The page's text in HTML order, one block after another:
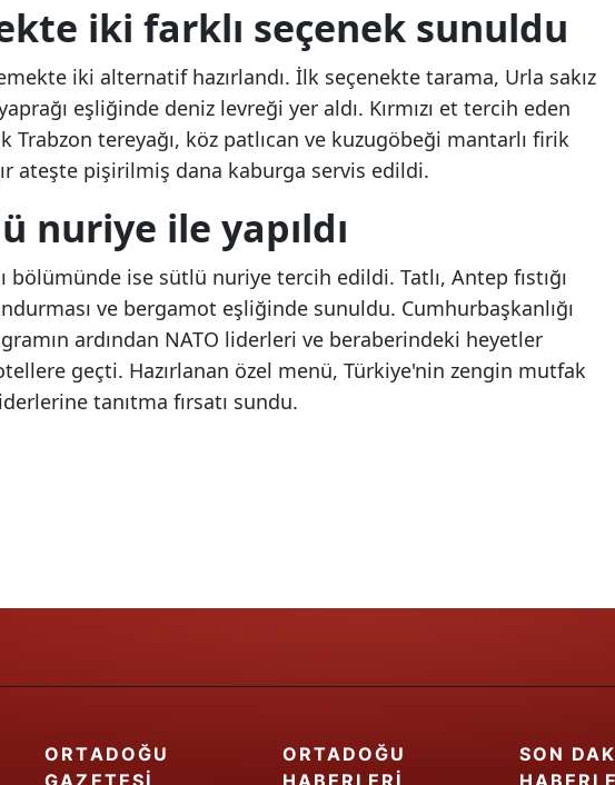
Nevşehir
Niğde
Rize
Sakarya
Samsun
Siirt
Sinop
Şanlıurfa
iki farklı seçenek sunuldu
iki alternatif hazırlandı. İlk seçenekte tarama, Urla sakız
eşliğinde deniz levreği yer aldı. Kırmızı et tercih eden
Trabzon tereyağı, köz patlıcan ve kuzugöbeği mantarlı firik
ateşte pişirilmiş dana kaburga servis edildi.
nuriye ile yapıldı
bölümünde ise sütlü nuriye tercih edildi. Tatlı, Antep fıstığı
ve bergamot eşliğinde sunuldu. Cumhurbaşkanlığı
ardından NATO liderleri ve beraberindeki heyetler
geçti. Hazırlanan özel menü, Türkiye'nin zengin mutfak
tanıtma fırsatı sundu.
ORTADOĞU
GAZETESI
ORTADOĞU
HABERLERI
SON